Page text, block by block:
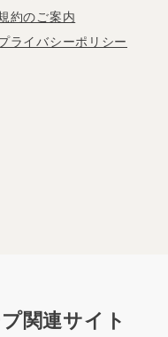
約のご案内
ライバシーポリシー
関連サイト